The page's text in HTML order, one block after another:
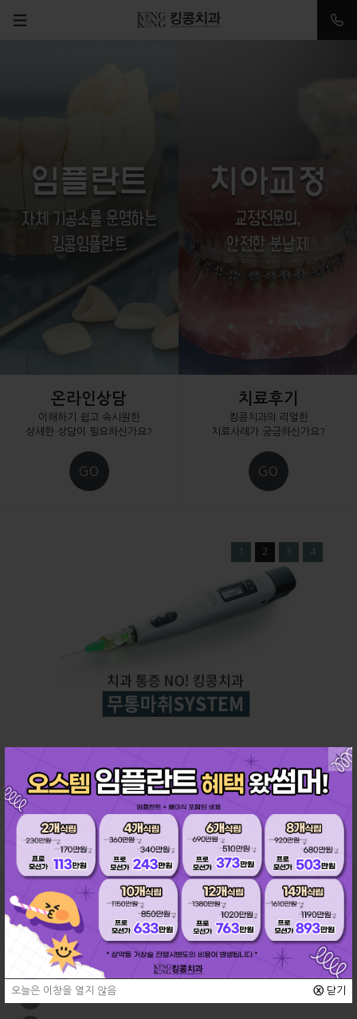
오늘은 이창을 열지 않음 ⓧ닫기
×
온라인상담
이해하기 쉽고 속시원한
상세한 상담이 필요하신가요?
GO
치료후기
킹콩치과의 리얼한
치료사례가 궁금하신가요?
GO
2 3 4
교정과진료시간
수 10:00 ~ 19:00
목 10:00 ~ 21:00 (야간)
토